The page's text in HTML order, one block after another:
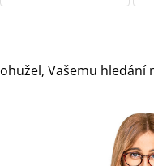
Vašemu